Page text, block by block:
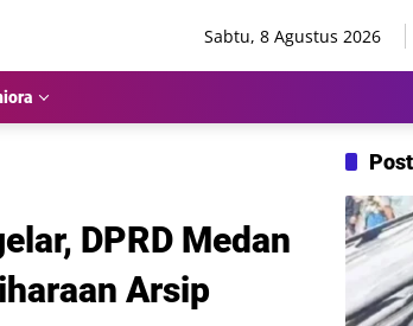
Sabtu, 8 Agustus 2026
DPRD Medan
Arsip